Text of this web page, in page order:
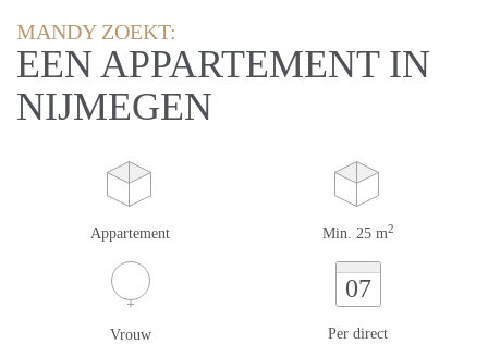
MANDY ZOEKT:
EEN APPARTEMENT IN
NIJMEGEN
Appartement Min. 25 m2
Vrouw
07
Per direct